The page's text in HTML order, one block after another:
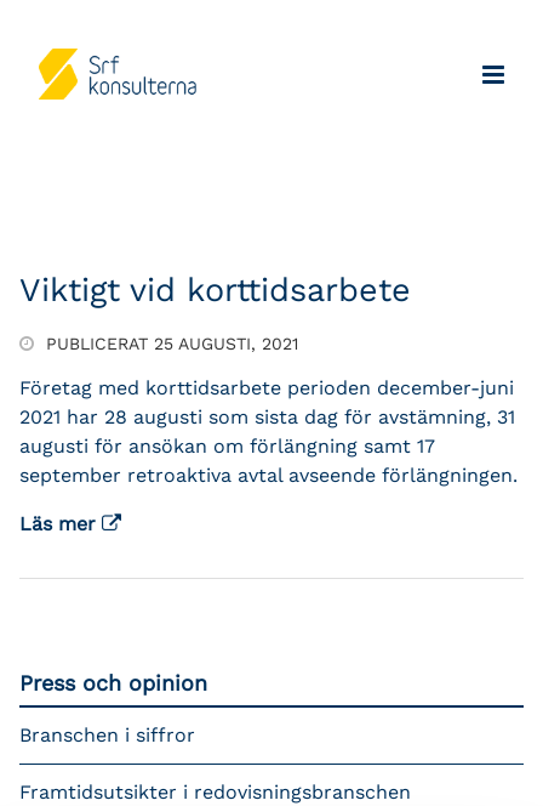
Viktigt vid korttidsarbete
PUBLICERAT 25 AUGUSTI, 2021
Företag med korttidsarbete perioden december-juni
2021 har 28 augusti som sista dag för avstämning, 31
augusti för ansökan om förlängning samt 17
september retroaktiva avtal avseende förlängningen.
Läs mer
Press och opinion
Branschen i siffror
Framtidsutsikter i redovisningsbranschen